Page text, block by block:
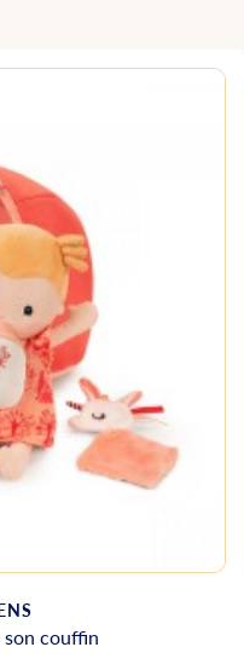
son couffin